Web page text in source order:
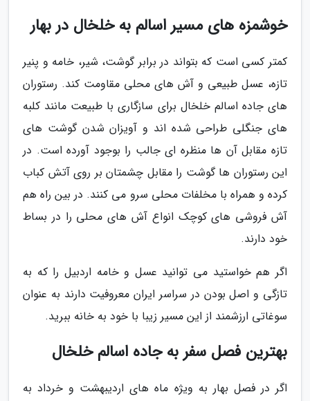
خوشمزه های مسیر اسالم به خلخال در بهار
کمتر کسی است که بتواند در برابر گوشت، شیر، خامه و پنیر
تازه، عسل طبیعی و آش های محلی مقاومت کند. رستوران
های جاده اسالم خلخال برای سازگاری با طبیعت مانند کلبه
های جنگلی طراحی شده اند و آویزان شدن گوشت های
تازه مقابل آن ها منظره ای جالب را بوجود آورده است. در
این رستوران ها گوشت را مقابل چشمتان بر روی آتش کباب
کرده و همراه با مخلفات محلی سرو می کنند. در بین راه هم
آش فروشی های کوچک انواع آش های محلی را در بساط
خود دارند.
اگر هم خواستید می توانید عسل و خامه اردبیل را که به
تازگی و اصل بودن در سراسر ایران معروفیت دارند به عنوان
سوغاتی ارزشمند از این مسیر زیبا با خود به خانه ببرید.
بهترین فصل سفر به جاده اسالم خلخال
اگر در فصل بهار به ویژه ماه های اردیبهشت و خرداد به